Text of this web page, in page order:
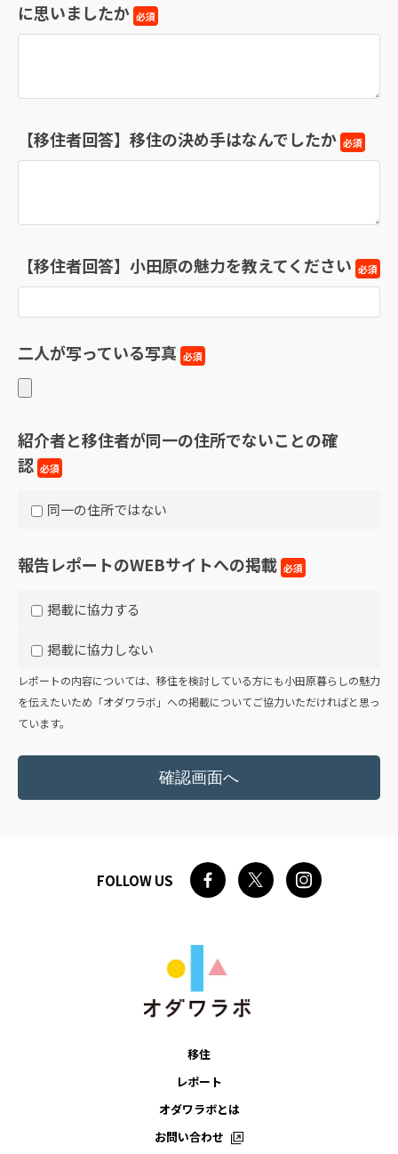
に思いましたか 必須
【移住者回答】移住の決め手はなんでしたか 必須
【移住者回答】小田原の魅力を教えてください 必須
二人が写っている写真 必須
紹介者と移住者が同一の住所でないことの確
認 必須
同一の住所ではない
報告レポートのWEBサイトへの掲載 必須
掲載に協力する
掲載に協力しない
レポートの内容については、移住を検討している方にも小田原暮らしの魅力
を伝えたいため「オダワラボ」への掲載についてご協力いただければと思っ
ています。
FOLLOW US
移住
レポート
オダワラボとは
お問い合わせ